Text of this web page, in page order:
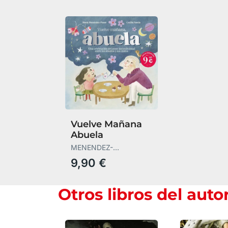
Vuelve Mañana
Abuela
MENENDEZ-
PONTE,MARIA
9,90 €
Otros libros del